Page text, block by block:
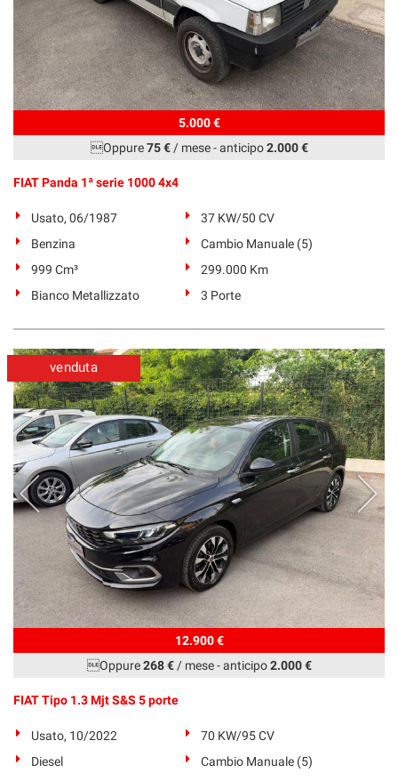
5.000 €
Oppure75 €/ mese-anticipo2.000 €
FIAT Panda 1ª serie 1000 4x4
Usato, 06/1987
37 KW/50 CV
Benzina
Cambio Manuale (5)
999 Cm³
299.000 Km
Bianco Metallizzato
3 Porte
12.900 €
Oppure268 €/ mese-anticipo2.000 €
venduta
FIAT Tipo 1.3 Mjt S&S 5 porte
Usato, 10/2022
70 KW/95 CV
Diesel
Cambio Manuale (5)